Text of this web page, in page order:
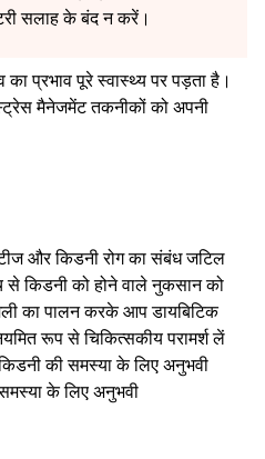
सलाह के बंद न करें।
का प्रभाव पूरे स्वास्थ्य पर पड़ता है।
मैनेजमेंट तकनीकों को अपनी
और किडनी रोग का संबंध जटिल
किडनी को होने वाले नुकसान को
का पालन करके आप डायबिटिक
रूप से चिकित्सकीय परामर्श लें
की समस्या के लिए अनुभवी
के लिए अनुभवी